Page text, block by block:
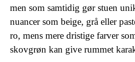
men som samtidig gør stuen
nuancer som beige, grå eller
ro, mens mere dristige farver
skovgrøn kan give rummet